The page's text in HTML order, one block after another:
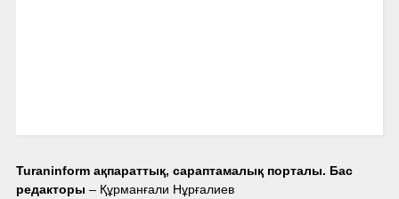
Turaninform ақпараттық, сараптамалық порталы. Бас
редакторы – Құрманғали Нұрғалиев